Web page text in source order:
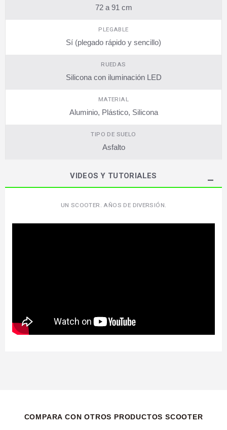
72 a 91 cm
PLEGABLE
Sí (plegado rápido y sencillo)
RUEDAS
Silicona con iluminación LED
MATERIAL
Aluminio, Plástico, Silicona
TIPO DE SUELO
Asfalto
VIDEOS Y TUTORIALES
UN SCOOTER. AÑOS DE DIVERSIÓN.
COMPARA CON OTROS PRODUCTOS SCOOTER